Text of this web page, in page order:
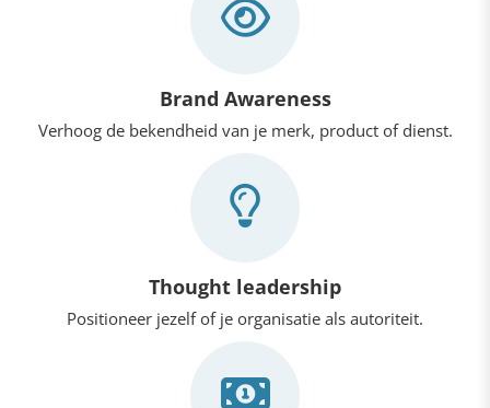
Brand Awareness
Verhoog de bekendheid van je merk, product of dienst.
Thought leadership
Positioneer jezelf of je organisatie als autoriteit.